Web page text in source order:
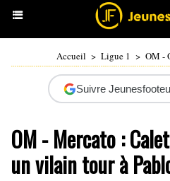
Accueil > Ligue 1 > OM -
Suivre
OM - Mercato :
un vilain tour à